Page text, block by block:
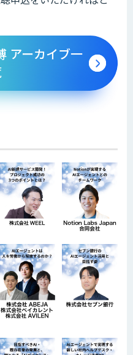
アーカイブ一